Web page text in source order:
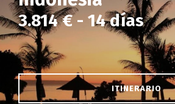
3.814 € - 14 días
ITINERARIO